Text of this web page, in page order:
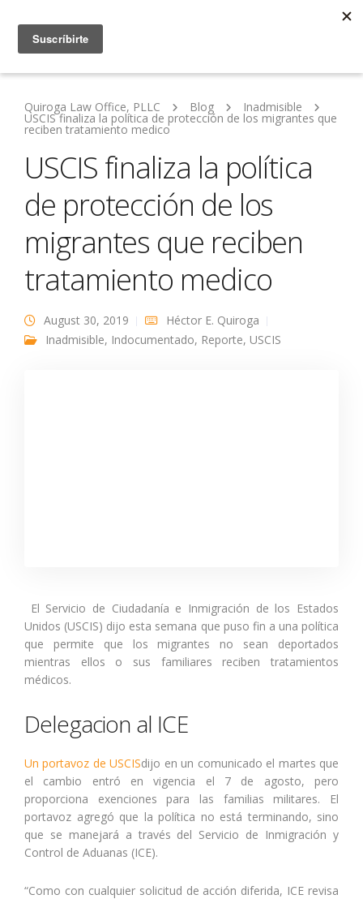
Quiroga Law Office, PLLC Blog Inadmisible
USCIS finaliza la política de protección de los migrantes que
reciben tratamiento medico
USCIS finaliza la política
de protección de los
migrantes que reciben
tratamiento medico
August 30, 2019
Héctor E. Quiroga
Inadmisible, Indocumentado, Reporte, USCIS
El Servicio de Ciudadanía e Inmigración de los Estados
Unidos (USCIS) dijo esta semana que puso fin a una política
que permite que los migrantes no sean deportados
mientras ellos o sus familiares reciben tratamientos
médicos.
Delegacion al ICE
Un portavoz de USCISdijo en un comunicado el martes que
el cambio entró en vigencia el 7 de agosto, pero
proporciona exenciones para las familias militares. El
portavoz agregó que la política no está terminando, sino
que se manejará a través del Servicio de Inmigración y
Control de Aduanas (ICE).
“Como con cualquier solicitud de acción diferida, ICE revisa